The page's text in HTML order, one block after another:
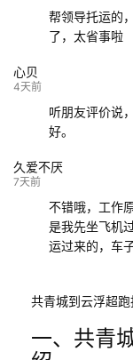
帮领导托运的
了，太省事啦
心贝
4天前
听朋友评价说
好。
久爱不厌
7天前
不错哦，工作
是我先坐飞机
运过来的，车
共青城到云浮超
一、共青